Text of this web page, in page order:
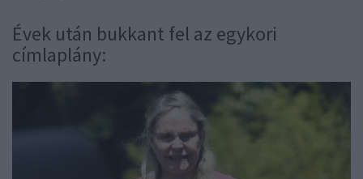
Évek után bukkant fel az egykori
címlaplány: